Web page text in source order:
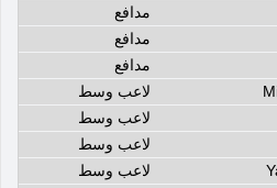
مدافع
مدافع
مدافع
لاعب وسط
لاعب وسط
لاعب وسط
لاعب وسط